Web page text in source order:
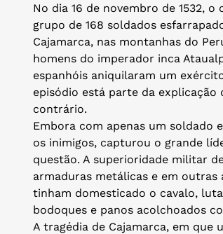
No dia 16 de novembro de 1532,
grupo de 168 soldados
Cajamarca, nas montanhas do
homens do imperador inca
espanhóis aniquilaram um
episódio está parte da explicação
contrário.
Embora com apenas um soldado
os inimigos, capturou o grande
questão. A superioridade militar
armaduras metálicas e em outras
tinham domesticado o cavalo,
bodoques e panos acolchoados
A tragédia de Cajamarca, em